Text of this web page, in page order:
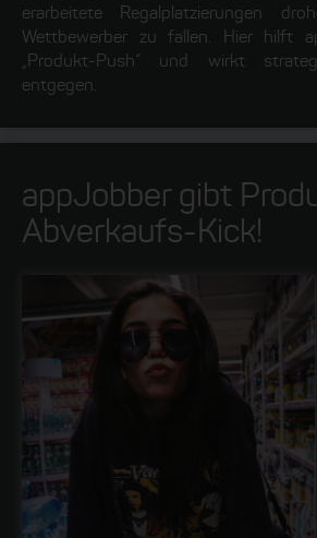
erarbeitete Regalplatzierungen
Wettbewerber zu fallen. Hier hilft
„Produkt-Push“ und wirkt
entgegen.
appJobber gibt
Abverkaufs-Kick!